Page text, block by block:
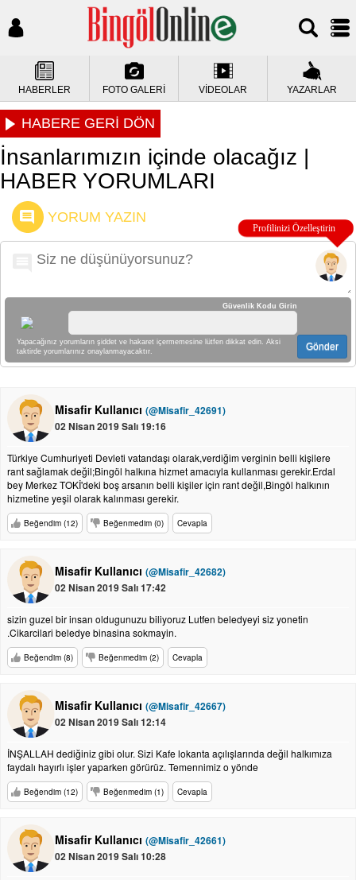
HABERLER FOTO GALERİ VİDEOLAR YAZARLAR
HABERE GERİ DÖN
İnsanlarımızın içinde olacağız |
HABER YORUMLARI
YORUM YAZIN
Güvenlik Kodu Girin
Yapacağınız yorumların şiddet ve hakaret içermemesine lütfen dikkat edin. Aksi
taktirde yorumlarınız onaylanmayacaktır.
Gönder
Misafir Kullanıcı (@Misafir_42691)
02 Nisan 2019 Salı 19:16
Türkiye Cumhuriyeti Devleti vatandaşı olarak,verdiğim verginin belli kişilere
rant sağlamak değil;Bingöl halkına hizmet amacıyla kullanması gerekir.Erdal
bey Merkez TOKİ'deki boş arsanın belli kişiler için rant değil,Bingöl halkının
hizmetine yeşil olarak kalınması gerekir.
Beğendim (12) Beğenmedim (0) Cevapla
Misafir Kullanıcı (@Misafir_42682)
02 Nisan 2019 Salı 17:42
sizin guzel bir insan oldugunuzu biliyoruz Lutfen beledyeyi siz yonetin
.Cikarcilari beledye binasina sokmayin.
Beğendim (8) Beğenmedim (2) Cevapla
Misafir Kullanıcı (@Misafir_42667)
02 Nisan 2019 Salı 12:14
İNŞALLAH dediğiniz gibi olur. Sizi Kafe lokanta açılışlarında değil halkımıza
faydalı hayırlı işler yaparken görürüz. Temennimiz o yönde
Beğendim (12) Beğenmedim (1) Cevapla
Misafir Kullanıcı (@Misafir_42661)
02 Nisan 2019 Salı 10:28